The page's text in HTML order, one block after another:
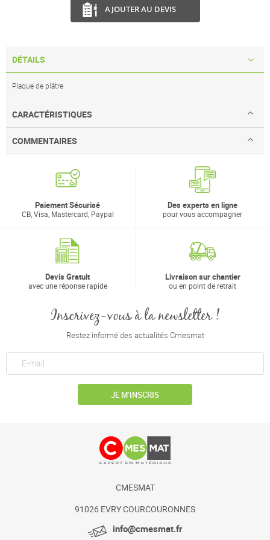
AJOUTER AU DEVIS
DÉTAILS
Plaque de plâtre
CARACTÉRISTIQUES
COMMENTAIRES
Paiement Sécurisé
CB, Visa, Mastercard, Paypal
Des experts en ligne
pour vous accompagner
Devis Gratuit
avec une réponse rapide
Livraison sur chantier
ou en point de retrait
Inscrivez-vous à la newsletter !
Restez informé des actualités Cmesmat
JE M’INSCRIS
CMESMAT
91026 EVRY COURCOURONNES
info@cmesmat.fr